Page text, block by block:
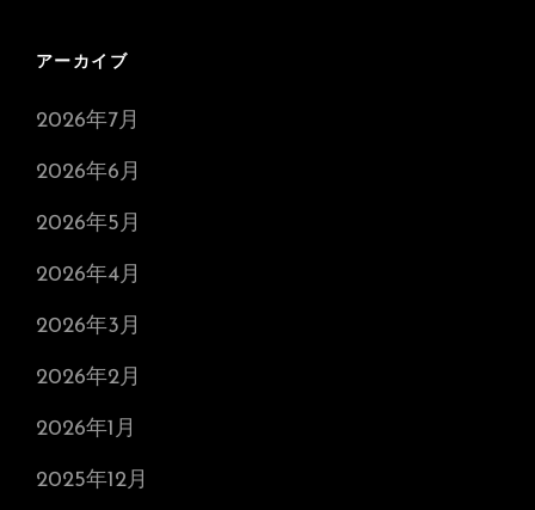
アーカイブ
2026年7月
2026年6月
2026年5月
2026年4月
2026年3月
2026年2月
2026年1月
2025年12月